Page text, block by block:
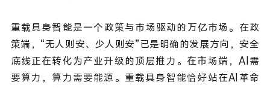
重载具身智能是一个政策与市场驱动的万亿市场。在政
策端，“无人则安、少人则安”已是明确的发展方向，安全
底线正在转化为产业升级的顶层推力。在市场端，AI需
要算力，算力需要能源。重载具身智能恰好站在AI革命